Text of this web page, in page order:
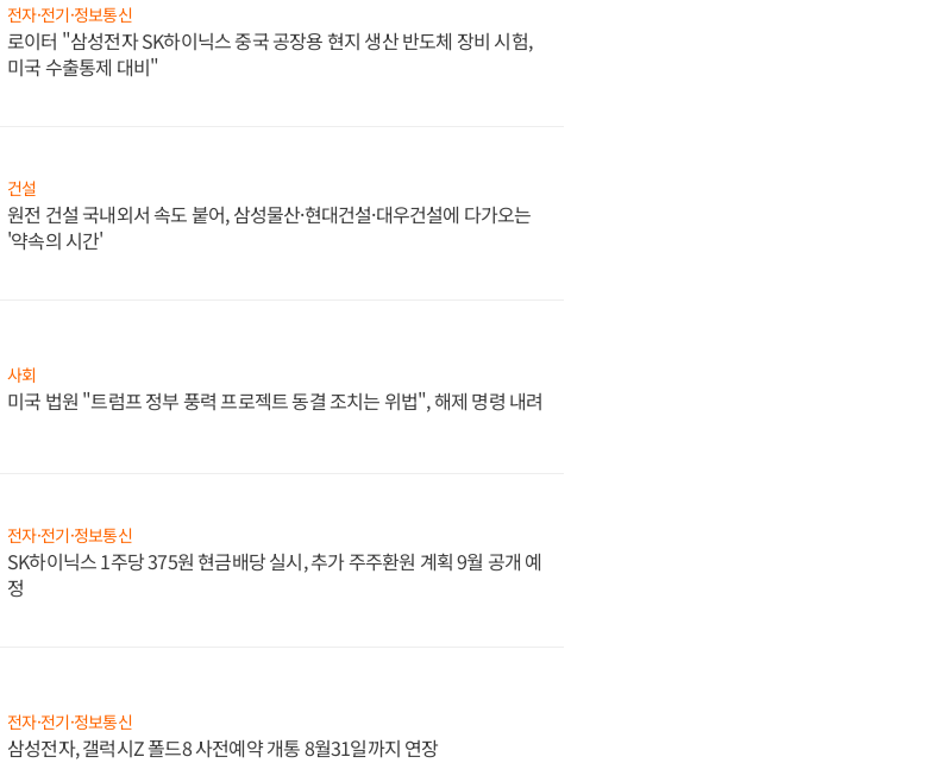
전자·전기·정보통신
로이터 "삼성전자 SK하이닉스 중국 공장용 현지 생산 반도체 장비 시험,
미국 수출통제 대비"
건설
원전 건설 국내외서 속도 붙어, 삼성물산·현대건설·대우건설에 다가오는
'약속의 시간'
사회
미국 법원 "트럼프 정부 풍력 프로젝트 동결 조치는 위법", 해제 명령 내려
전자·전기·정보통신
SK하이닉스 1주당 375원 현금배당 실시, 추가 주주환원 계획 9월 공개 예
정
전자·전기·정보통신
삼성전자, 갤럭시Z 폴드8 사전예약 개통 8월31일까지 연장